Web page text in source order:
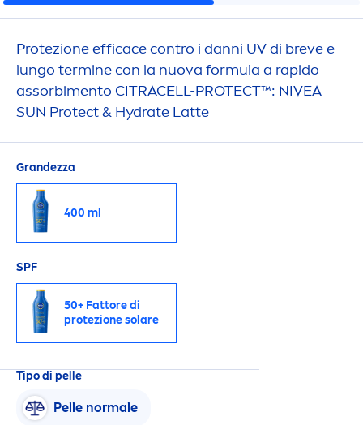
Protezione efficace contro i danni UV di breve e
lungo termine con la nuova formula a rapido
assorbimento CITRACELL-PROTECT™: NIVEA
SUN Protect& Hydrate Latte
Grandezza
400 ml
SPF
50+ Fattore di
protezione solare
Tipo di pelle
Pelle normale